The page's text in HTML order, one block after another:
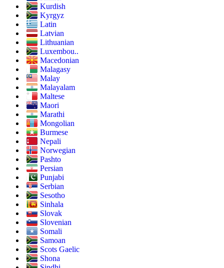
Kurdish
Kyrgyz
Latin
Latvian
Lithuanian
Luxembou..
Macedonian
Malagasy
Malay
Malayalam
Maltese
Maori
Marathi
Mongolian
Burmese
Nepali
Norwegian
Pashto
Persian
Punjabi
Serbian
Sesotho
Sinhala
Slovak
Slovenian
Somali
Samoan
Scots Gaelic
Shona